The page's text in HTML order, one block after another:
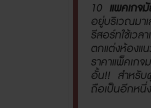
10 แพคเกจ
อยู่บริเวณมา
รีสอร์ทใช้เว
ตกแต่งห้องแ
ราคาแพ็คเก
อั้น!! สำหรับผู้
ถือเป็นอีกหนึ่